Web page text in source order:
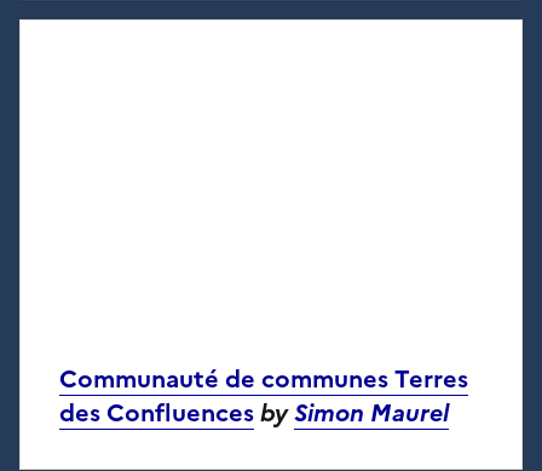
Communauté de communes Terres
des ConfluencesbySimon Maurel